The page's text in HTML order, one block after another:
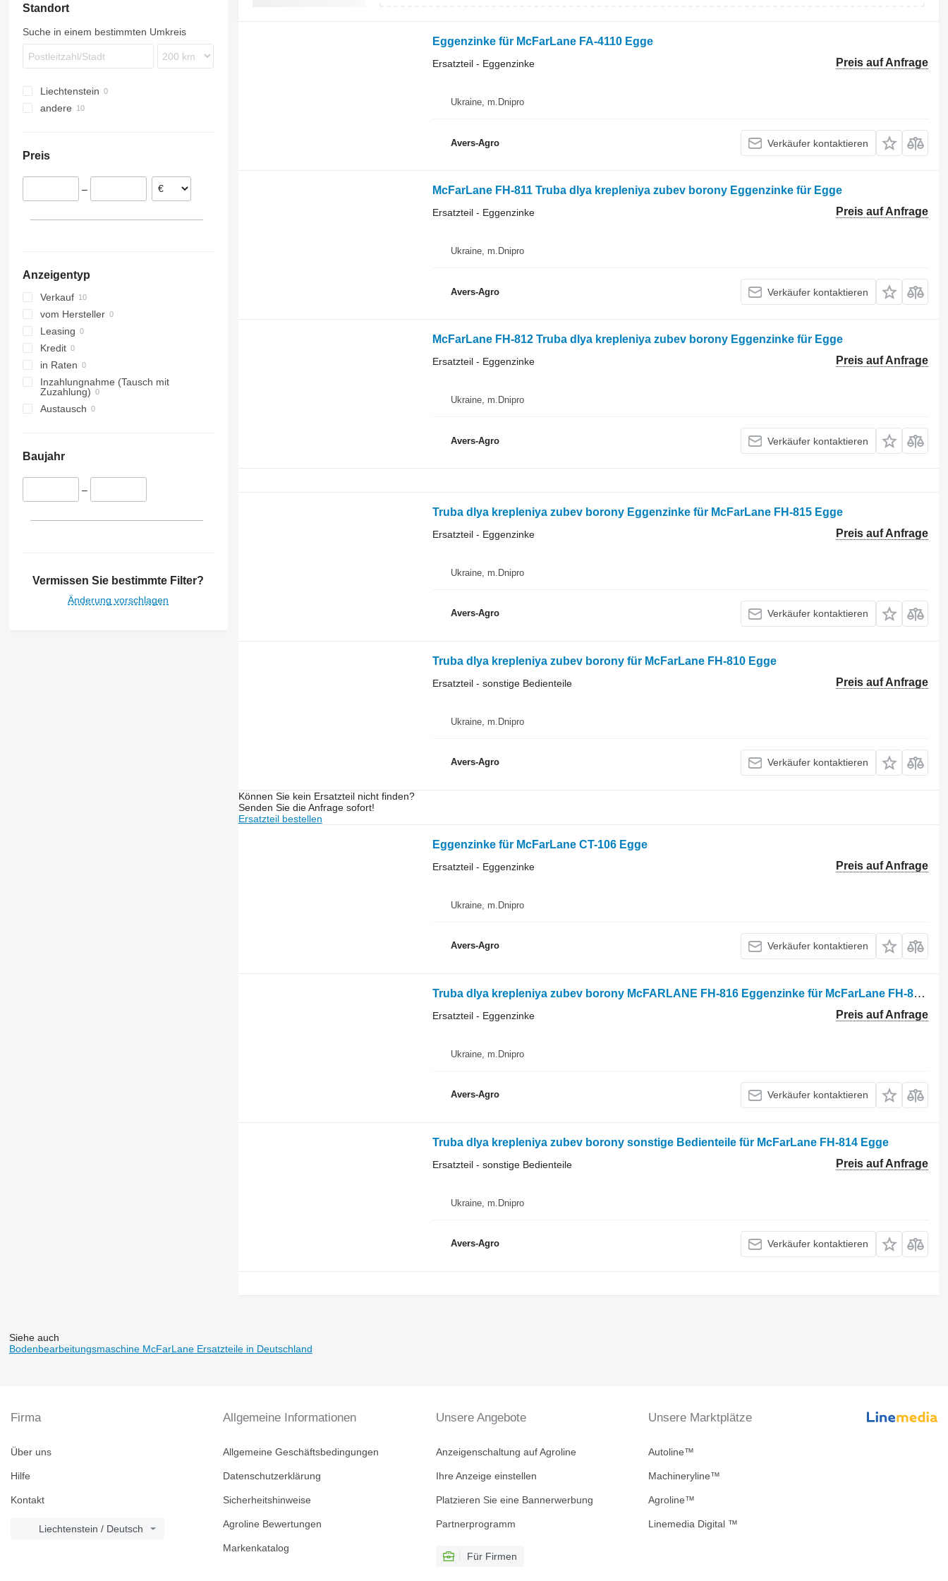
TopDown
Standort
Suche in einem bestimmten Umkreis
Liechtenstein
andere
Preis
–
Anzeigentyp
Verkauf
vom Hersteller
Leasing
Kredit
in Raten
Inzahlungnahme (Tausch mit
Zuzahlung)
Austausch
Baujahr
–
Vermissen Sie bestimmte Filter?
Änderung vorschlagen
Eggenzinke für McFarLane FA-4110 Egge
Preis auf Anfrage
Ersatzteil - Eggenzinke
Ukraine, m.Dnipro
Avers-Agro Verkäufer kontaktieren
McFarLane FH-811 Truba dlya krepleniya zubev borony Eggenzinke für Egge
Preis auf Anfrage
Ersatzteil - Eggenzinke
Ukraine, m.Dnipro
Avers-Agro Verkäufer kontaktieren
McFarLane FH-812 Truba dlya krepleniya zubev borony Eggenzinke für Egge
Preis auf Anfrage
Ersatzteil - Eggenzinke
Ukraine, m.Dnipro
Avers-Agro Verkäufer kontaktieren
Truba dlya krepleniya zubev borony Eggenzinke für McFarLane FH-815 Egge
Preis auf Anfrage
Ersatzteil - Eggenzinke
Ukraine, m.Dnipro
Avers-Agro Verkäufer kontaktieren
Truba dlya krepleniya zubev borony für McFarLane FH-810 Egge
Preis auf Anfrage
Ersatzteil - sonstige Bedienteile
Ukraine, m.Dnipro
Avers-Agro Verkäufer kontaktieren
Können Sie kein Ersatzteil nicht finden?
Senden Sie die Anfrage sofort!
Ersatzteil bestellen
Eggenzinke für McFarLane CT-106 Egge
Preis auf Anfrage
Ersatzteil - Eggenzinke
Ukraine, m.Dnipro
Avers-Agro Verkäufer kontaktieren
Truba dlya krepleniya zubev borony McFARLANE FH-816 Eggenzinke für McFarLane FH-816 Egge
Preis auf Anfrage
Ersatzteil - Eggenzinke
Ukraine, m.Dnipro
Avers-Agro Verkäufer kontaktieren
Truba dlya krepleniya zubev borony sonstige Bedienteile für McFarLane FH-814 Egge
Preis auf Anfrage
Ersatzteil - sonstige Bedienteile
Ukraine, m.Dnipro
Avers-Agro Verkäufer kontaktieren
Siehe auch
Bodenbearbeitungsmaschine McFarLane Ersatzteile in Deutschland
Firma
Über uns
Hilfe
Kontakt
Liechtenstein / Deutsch
Allgemeine Informationen
Allgemeine Geschäftsbedingungen
Datenschutzerklärung
Sicherheitshinweise
Agroline Bewertungen
Markenkatalog
Unsere Angebote
Anzeigenschaltung auf Agroline
Ihre Anzeige einstellen
Platzieren Sie eine Bannerwerbung
Partnerprogramm
Für Firmen
Unsere Marktplätze
Autoline™
Machineryline™
Agroline™
Linemedia Digital ™